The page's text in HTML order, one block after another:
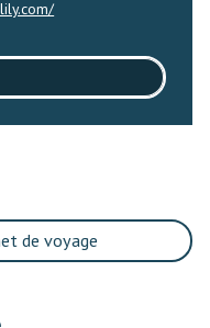
de voyage